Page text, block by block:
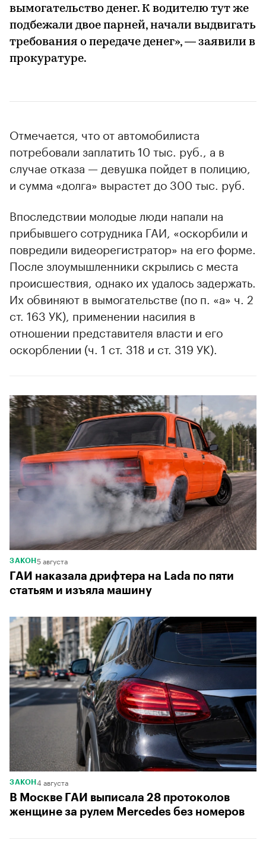
вымогательство денег. К водителю тут же
подбежали двое парней, начали выдвигать
требования о передаче денег», — заявили в
прокуратуре.
Отмечается, что от автомобилиста
потребовали заплатить 10 тыс. руб., а в
случае отказа — девушка пойдет в полицию,
и сумма «долга» вырастет до 300 тыс. руб.
Впоследствии молодые люди напали на
прибывшего сотрудника ГАИ, «оскорбили и
повредили видеорегистратор» на его форме.
После злоумышленники скрылись с места
происшествия, однако их удалось задержать.
Их обвиняют в вымогательстве (по п. «а» ч. 2
ст. 163 УК), применении насилия в
отношении представителя власти и его
оскорблении (ч. 1 ст. 318 и ст. 319 УК).
ЗАКОН 5 августа
ГАИ наказала дрифтера на Lada по пяти
статьям и изъяла машину
ЗАКОН 4 августа
В Москве ГАИ выписала 28 протоколов
женщине за рулем Mercedes без номеров